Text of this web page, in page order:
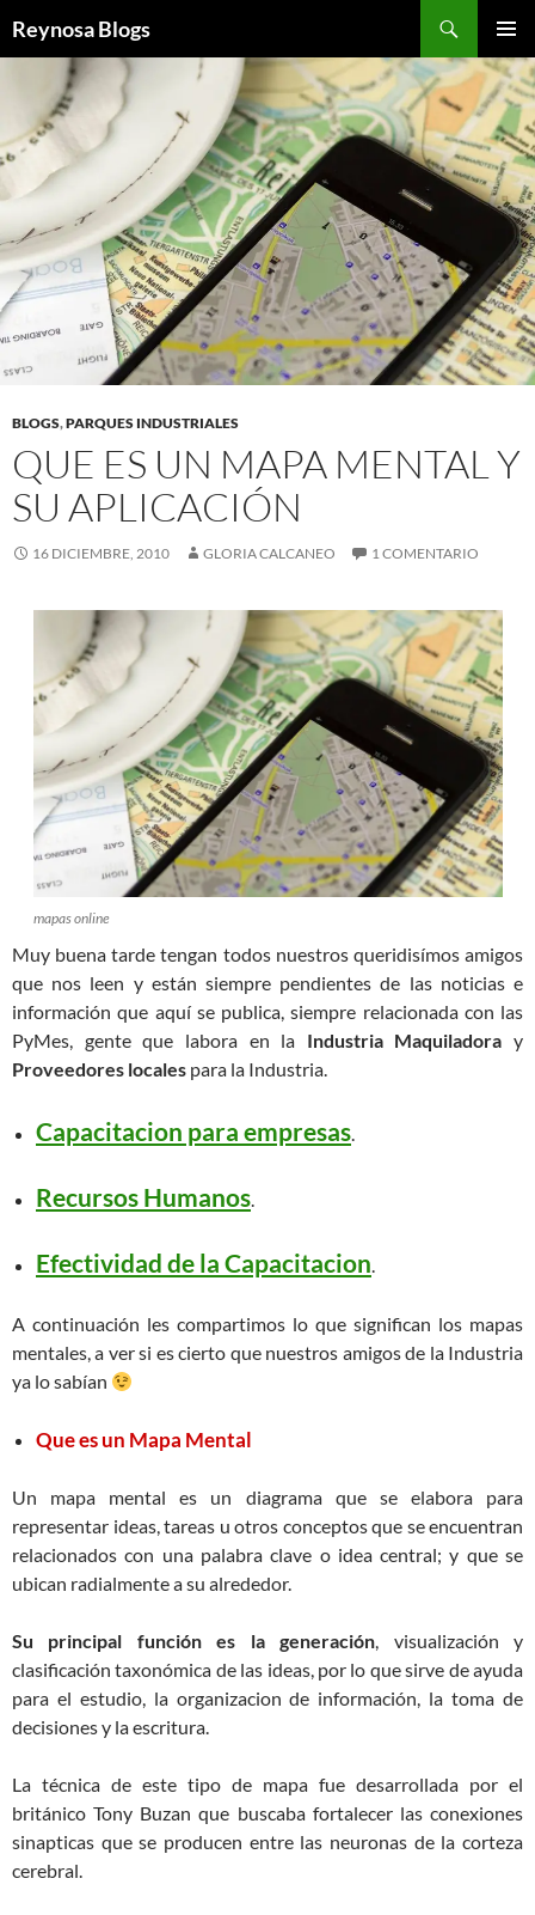
Reynosa Blogs
MENÚ
CONTENIDO
BLOGS,PARQUES INDUSTRIALES
QUE ES UN MAPA MENTAL Y
SU APLICACIÓN
16 DICIEMBRE, 2010 GLORIA CALCANEO 1 COMENTARIO
mapas online
Muy buena tarde tengan todos nuestros queridisímos amigos
que nos leen y están siempre pendientes de las noticias e
información que aquí se publica, siempre relacionada con las
PyMes, gente que labora en la Industria Maquiladora y
Proveedores locales para la Industria.
Capacitacion para empresas.
Recursos Humanos.
Efectividad de la Capacitacion.
A continuación les compartimos lo que significan los mapas
mentales, a ver si es cierto que nuestros amigos de la Industria
ya lo sabían
Que es un Mapa Mental
Un mapa mental es un diagrama que se elabora para
representar ideas, tareas u otros conceptos que se encuentran
relacionados con una palabra clave o idea central; y que se
ubican radialmente a su alrededor.
Su principal función es la generación, visualización y
clasificación taxonómica de las ideas, por lo que sirve de ayuda
para el estudio, la organizacion de información, la toma de
decisiones y la escritura.
La técnica de este tipo de mapa fue desarrollada por el
británico Tony Buzan que buscaba fortalecer las conexiones
sinapticas que se producen entre las neuronas de la corteza
cerebral.